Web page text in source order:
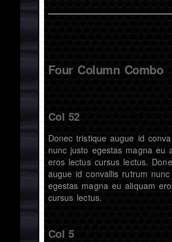
Four Column Combo
Col 52
Donec tristique augue id
nunc justo egestas magna eu
eros lectus cursus lectus.
augue id convallis rutrum
egestas magna eu aliquam
cursus lectus.
Col 5